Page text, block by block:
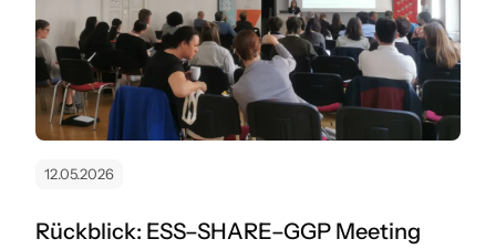
12.05.2026
Rückblick: ESS–SHARE–GGP Meeting